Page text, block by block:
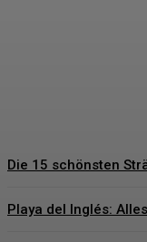
Die 15 schönsten
Playa del Inglés: